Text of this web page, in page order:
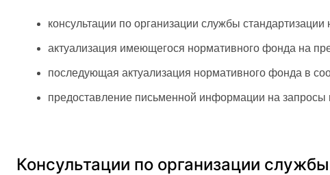
консультации по организации службы
актуализация имеющегося нормативного фонда на
последующая актуализация нормативного фонда в
предоставление письменной информации на запросы
Консультации по организации